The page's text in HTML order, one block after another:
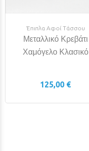
Έπιπλα Αφοί Τάσσου
Μεταλλικό Κρεβάτι
Χαμόγελο Κλασικό
125,00 €